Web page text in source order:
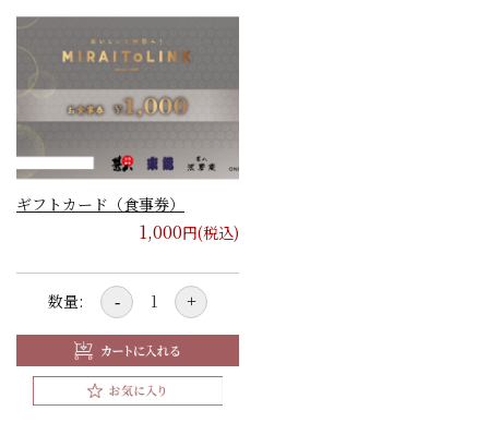
ギフトカード（食事券）
1,000円(税込)
数量: - +